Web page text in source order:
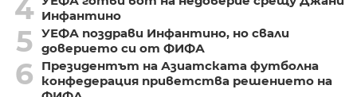
4 Инфантино
5 УЕФА поздрави Инфантино, но свали
доверието си от ФИФА
6
Президентът на Азиатската футболна
конфедерация приветства решението на